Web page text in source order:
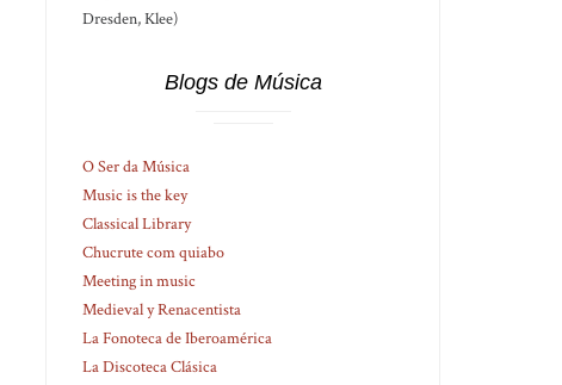
Dresden, Klee)
Blogs de Música
O Ser da Música
Music is the key
Classical Library
Chucrute com quiabo
Meeting in music
Medieval y Renacentista
La Fonoteca de Iberoamérica
La Discoteca Clásica